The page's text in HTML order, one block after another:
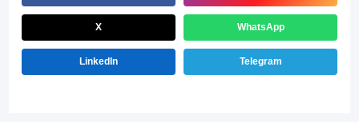
X WhatsApp
LinkedIn Telegram